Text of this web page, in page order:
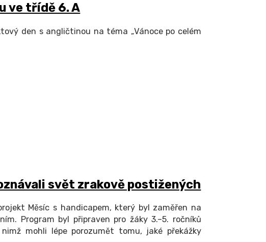
ve třídě 6. A
den s angličtinou na téma „Vánoce po celém
svět zrakově postižených
Měsíc s handicapem, který byl zaměřen na
Program byl připraven pro žáky 3.–5. ročníků
mohli lépe porozumět tomu, jaké překážky